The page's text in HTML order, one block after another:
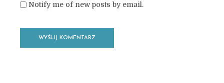
Notify me of new posts by email.